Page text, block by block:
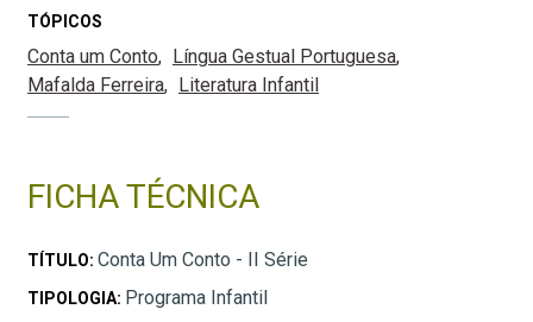
TÓPICOS
Conta um Conto
Língua Gestual Portuguesa
Mafalda Ferreira
Literatura Infantil
FICHA TÉCNICA
TÍTULO: Conta Um Conto - II Série
TIPOLOGIA: Programa Infantil